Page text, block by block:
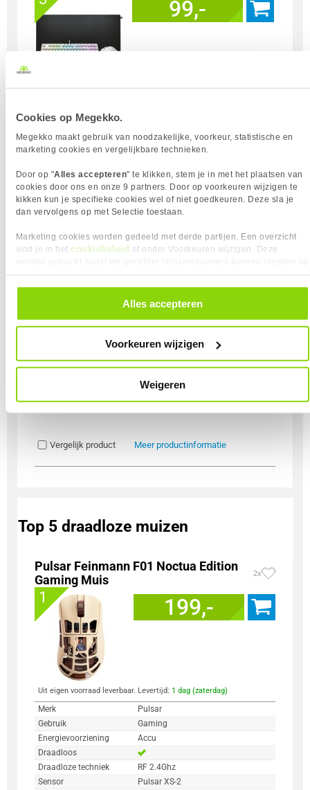
Cookies op Megekko.
Megekko maakt gebruik van noodzakelijke, voorkeur, statistische en
marketing cookies en vergelijkbare technieken.
Door op "Alles accepteren" te klikken, stem je in met het plaatsen van
cookies door ons en onze 9 partners. Door op voorkeuren wijzigen te
kikken kun je specifieke cookies wel of niet goedkeuren. Deze sla je
dan vervolgens op met Selectie toestaan.
Marketing cookies worden gedeeld met derde partijen. Een overzicht
vind je in het cookiebeleid of onder Voorkeuren wijzigen. Deze
alle cookies. Je kunt je gegeven toestemming altijd intrekken, dit doe je
door in de footer van onze website te klikken op ‘Cookievoorkeuren’
Alles accepteren
Voorkeuren wijzigen
Weigeren
99,-
Soort Bundel
Toetsenbord + Muis + Muismat
Vergelijk product Meer productinformatie
K5V2 / M68 Pro / GP5
1 dag (zaterdag)
Merk
Cherry
Gaming
Soort Bundel
Toetsenbord + Muis + Muismat
Vergelijk product Meer productinformatie
Top 5 draadloze muizen
Pulsar Feinmann F01 Noctua Edition
Gaming Muis
2x
1 199,-
Uit eigen voorraad leverbaar. Levertijd: 1 dag (zaterdag)
Merk
Pulsar
Gebruik
Gaming
Energievoorziening
Accu
Draadloos
Draadloze techniek
RF 2.4Ghz
Sensor
Pulsar XS-2